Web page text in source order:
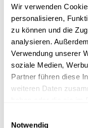
Wir verwenden
personalisieren,
zu können und die
analysieren.
Verwendung unserer
soziale Medien,
Partner führen diese
weiteren Daten
Notwendig
Experimentieren
WANTER-EXPERIMENT
Bau e
e schmëlzen